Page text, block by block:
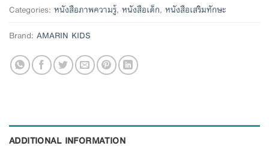
Categories: หนังสือภาพความรู้, หนังสือเด็ก, หนังสือเสริมทักษะ
Brand: AMARIN KIDS
ADDITIONAL INFORMATION